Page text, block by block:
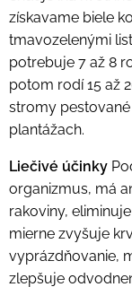
získavame biele
tmavozelenými
potrebuje 7 až 8
potom rodí 15 až
stromy
plantážach.
Liečivé účinky
organizmus, má
rakoviny,
mierne zvyšuje
vyprázdňovanie,
zlepšuje